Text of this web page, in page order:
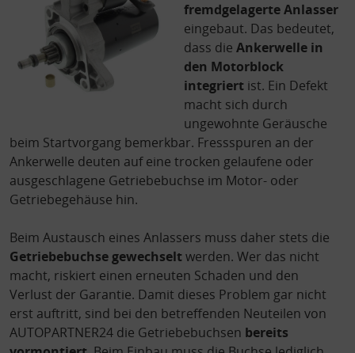
fremdgelagerte Anlasser
eingebaut. Das bedeutet,
dass die Ankerwelle in
den Motorblock
integriert ist. Ein Defekt
macht sich durch
ungewohnte Geräusche
beim Startvorgang bemerkbar. Fressspuren an der
Ankerwelle deuten auf eine trocken gelaufene oder
ausgeschlagene Getriebebuchse im Motor- oder
Getriebegehäuse hin.
Beim Austausch eines Anlassers muss daher stets die
Getriebebuchse gewechseltwerden. Wer das nicht
macht, riskiert einen erneuten Schaden und den
Verlust der Garantie. Damit dieses Problem gar nicht
erst auftritt, sind bei den betreffenden Neuteilen von
AUTOPARTNER24 die Getriebebuchsen bereits